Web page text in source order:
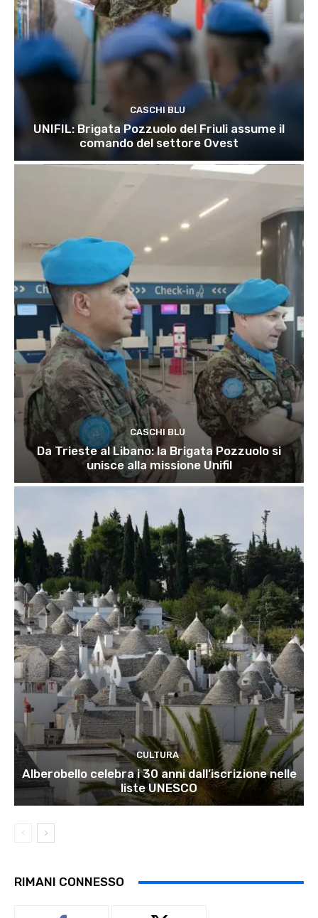
CASCHI BLU
UNIFIL: Brigata Pozzuolo del Friuli assume il
comando del settore Ovest
CASCHI BLU
Da Trieste al Libano: la Brigata Pozzuolo si
unisce alla missione Unifil
CULTURA
Alberobello celebra i 30 anni dall’iscrizione nelle
liste UNESCO
RIMANI CONNESSO